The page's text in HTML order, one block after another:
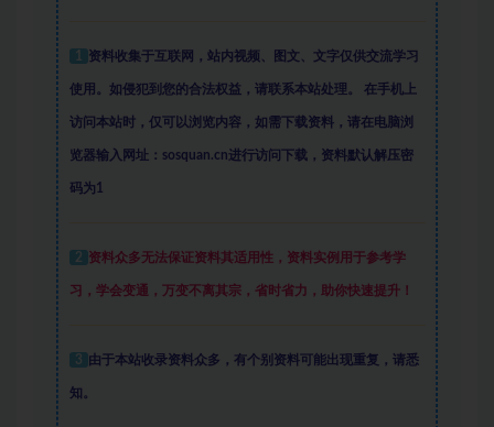
1 资料收集于互联网 ， 站内视频、图文、文字仅供交流学习
使用。如侵犯到您的合法权益，请联系本站处理。 在手机上
访问本站时，仅可以浏览内容，如需下载资料，请在电脑浏
览器输入网址：sosquan.cn进行访问下载， 资料默认解压密
码为1
2 资料众多无法保证资料其适用性，资料实例 用于参考学
习，学会变通，万变不离其宗，省时省力，助你快速提升！
3 由于本站收录资料众多，有个别资料可能出现重复，请悉
知。